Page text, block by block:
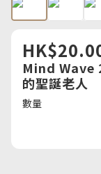
Mind Wave
的聖誕老人
數量